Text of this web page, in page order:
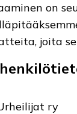
on
joita
ry